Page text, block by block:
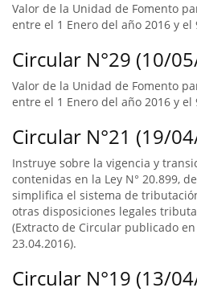
Valor de la Unidad de Fomento
entre el 1 Enero del año 2016 y el
Circular N°29 (10/
Valor de la Unidad de Fomento
entre el 1 Enero del año 2016 y el
Circular N°21 (19/
Instruye sobre la vigencia y
contenidas en la Ley N° 20.899,
simplifica el sistema de
otras disposiciones legales
(Extracto de Circular publicado
23.04.2016).
Circular N°19 (13/